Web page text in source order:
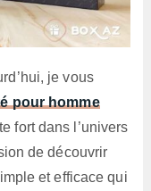
je vous
pour homme
fort dans l’univers
de découvrir
et efficace qui